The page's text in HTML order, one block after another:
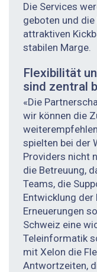
Die Services
geboten und
attraktiven
stabilen Marge.
Flexibilität
sind zentral
«Die
wir können die
spielten bei der
Providers nicht
die Betreuung,
Teams, die
Entwicklung
Erneuerungen
Schweiz eine
Teleinformatik
mit Xelon die
Antwortzeiten,